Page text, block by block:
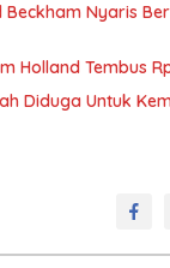
Nyaris
Holland Tembus
Diduga Untuk